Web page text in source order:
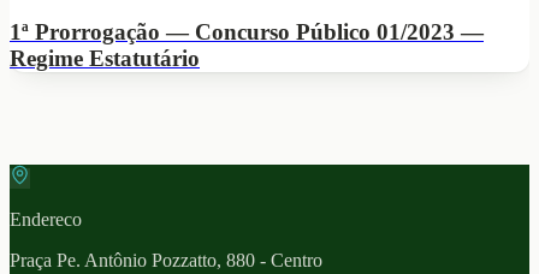
1ª Prorrogação — Concurso Público 01/2023 —
Regime Estatutário
Endereco
Praça Pe. Antônio Pozzatto, 880 - Centro